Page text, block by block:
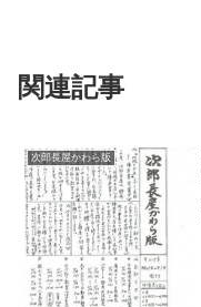
関連記事
次郎長屋かわら版